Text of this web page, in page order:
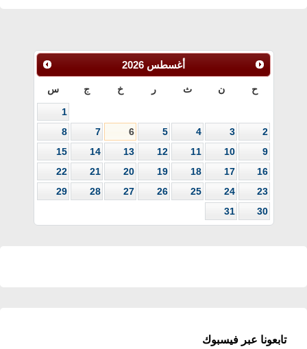
أغسطس 2026
ح ن ث ر خ ج س
1
2
3
4
5
6
7
8
9
10
11
12
13
14
15
16
17
18
19
20
21
22
23
24
25
26
27
28
29
30
31
تابعونا عبر فيسبوك